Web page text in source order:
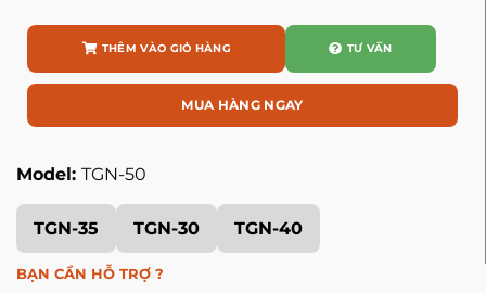
THÊM VÀO GIỎ HÀNG
MUA HÀNG NGAY
TƯ VẤN
Model: TGN-50
TGN-35 TGN-30 TGN-40
BẠN CẦN HỖ TRỢ ?